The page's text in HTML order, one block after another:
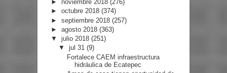
► noviembre 2018 (276)
► octubre 2018 (374)
► septiembre 2018 (257)
► agosto 2018 (363)
▼ julio 2018 (251)
▼jul 31(9)
Fortalece CAEM infraestructura
hidráulica de Ecatepec